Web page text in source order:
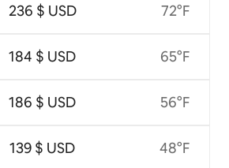
236 $ USD
184 $ USD
186 $ USD
139 $ USD
72°F
65°F
56°F
48°F